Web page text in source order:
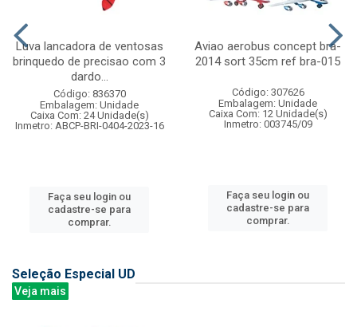
Luva lancadora de ventosas
brinquedo de precisao com 3
dardo...
Código: 836370
Embalagem: Unidade
Caixa Com: 24 Unidade(s)
Inmetro: ABCP-BRI-0404-2023-16
Faça seu login ou
cadastre-se para
comprar.
Aviao aerobus concept bra-
2014 sort 35cm ref bra-015
Código: 307626
Embalagem: Unidade
Caixa Com: 12 Unidade(s)
Inmetro: 003745/09
Faça seu login ou
cadastre-se para
comprar.
Seleção Especial UD
Veja mais